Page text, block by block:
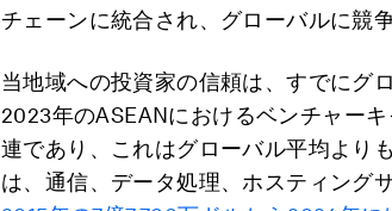
チェーンに統合され、グローバルに競
当地域への投資家の信頼は、すでにグ
2023年のASEANにおけるベンチャー
連であり、これはグローバル平均より
は、通信、データ処理、ホスティング